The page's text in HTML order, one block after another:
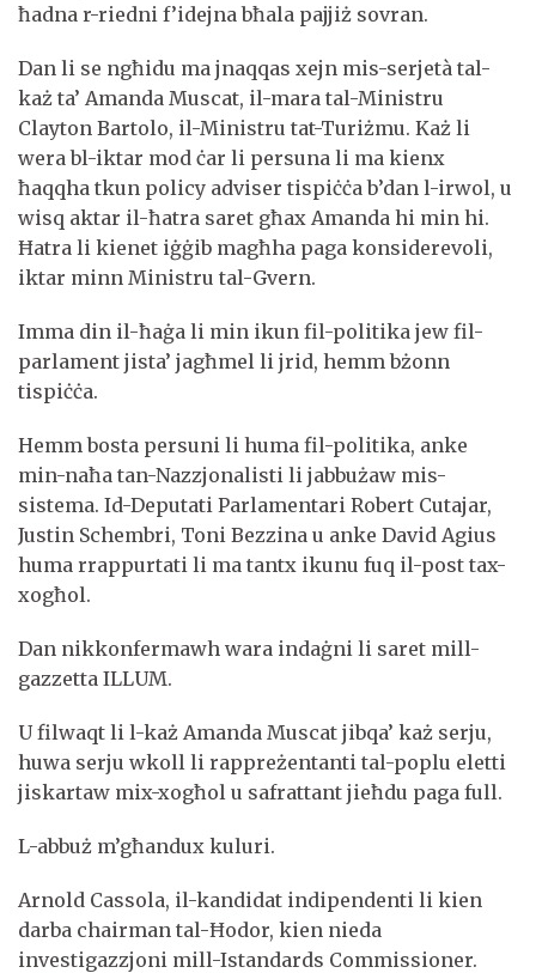
ħadna r-riedni f’idejna bħala pajjiż sovran.
Dan li se ngħidu ma jnaqqas xejn mis-serjetà tal-
każ ta’ Amanda Muscat, il-mara tal-Ministru
Clayton Bartolo, il-Ministru tat-Turiżmu. Każ li
wera bl-iktar mod ċar li persuna li ma kienx
ħaqqha tkun policy adviser tispiċċa b’dan l-irwol, u
wisq aktar il-ħatra saret għax Amanda hi min hi.
Ħatra li kienet iġġib magħha paga konsiderevoli,
iktar minn Ministru tal-Gvern.
Imma din il-ħaġa li min ikun fil-politika jew fil-
parlament jista’ jagħmel li jrid, hemm bżonn
tispiċċa.
Hemm bosta persuni li huma fil-politika, anke
min-naħa tan-Nazzjonalisti li jabbużaw mis-
sistema. Id-Deputati Parlamentari Robert Cutajar,
Justin Schembri, Toni Bezzina u anke David Agius
huma rrappurtati li ma tantx ikunu fuq il-post tax-
xogħol.
Dan nikkonfermawh wara indaġni li saret mill-
gazzetta ILLUM.
U filwaqt li l-każ Amanda Muscat jibqa’ każ serju,
huwa serju wkoll li rappreżentanti tal-poplu eletti
jiskartaw mix-xogħol u safrattant jieħdu paga full.
L-abbuż m’għandux kuluri.
Arnold Cassola, il-kandidat indipendenti li kien
darba chairman tal-Ħodor, kien nieda
investigazzjoni mill-Istandards Commissioner.